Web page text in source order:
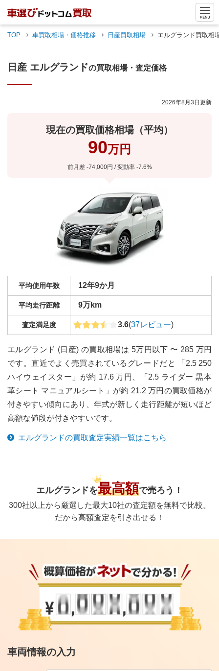
TOP 車買取相場・価格推移 日産買取相場 エルグランド買取相
日産 エルグランドの買取相場・査定価格
2026年8月3日 更新
現在の買取価格相場（平均）
90万円
前月差 -74,000円 / 変動率 -7.6%
平均使用年数 12年9か月
平均走行距離 9万km
査定満足度 3.6(37レビュー)
エルグランド (日産) の買取相場は 5万円以下 〜 285 万円
です。直近でよく売買されているグレードだと 「2.5 250
ハイウェイスター」が約 17.6 万円、「2.5 ライダー 黒本
革シート マニュアルシート」が約 21.2 万円の買取価格が
付きやすい傾向にあり、年式が新しく走行距離が短いほど
高額な値段が付きやすいです。
エルグランドの買取査定実績一覧はこちら
エルグランドを最高額で売ろう！
300社以上から厳選した最大10社の査定額を無料で比較。
だから高額査定を引き出せる！
車両情報の入力